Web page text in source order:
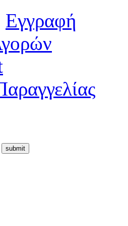
Εγγραφή